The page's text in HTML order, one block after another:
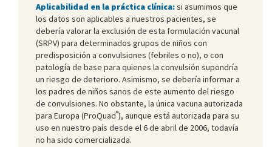
Aplicabilidad en la práctica clínica:si asumimos que
los datos son aplicables a nuestros pacientes, se
debería valorar la exclusión de esta formulación vacunal
(SRPV) para determinados grupos de niños con
predisposición a convulsiones (febriles o no), o con
patología de base para quienes la convulsión supondría
un riesgo de deterioro. Asimismo, se debería informar a
los padres de niños sanos de este aumento del riesgo
de convulsiones. No obstante, la única vacuna autorizada
para Europa (ProQuad®), aunque está autorizada para su
uso en nuestro país desde el 6 de abril de 2006, todavía
no ha sido comercializada.